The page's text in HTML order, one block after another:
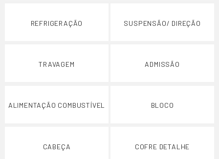
REFRIGERAÇÃO SUSPENSÃO/ DIREÇÃO
TRAVAGEM ADMISSÃO
ALIMENTAÇÃO COMBUSTÍVEL BLOCO
CABEÇA COFRE DETALHE